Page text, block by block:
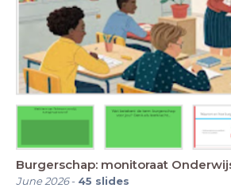
Burgerschap: monitoraat
June 2026- 45 slides